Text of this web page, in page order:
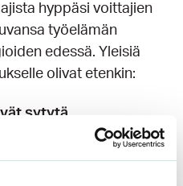
hyppäsi voittajien
työelämän
edessä. Yleisiä
olivat etenkin:
sytytä
some ahdistaa”